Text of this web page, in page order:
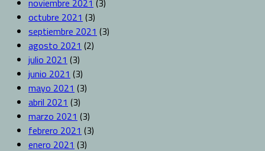
noviembre 2021 (3)
octubre 2021 (3)
septiembre 2021 (3)
agosto 2021 (2)
julio 2021 (3)
junio 2021 (3)
mayo 2021 (3)
abril 2021 (3)
marzo 2021 (3)
febrero 2021 (3)
enero 2021 (3)